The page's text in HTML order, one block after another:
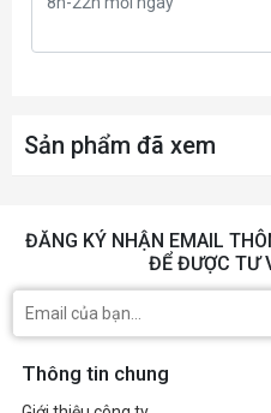
Sản phẩm đã xem
ĐĂNG KÝ NHẬN EMAIL
ĐỂ ĐƯỢC TƯ
Thông tin chung